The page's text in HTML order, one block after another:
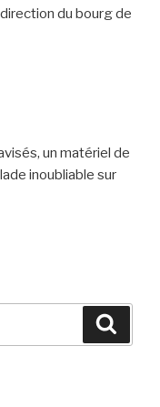
du bourg de
un matériel de
inoubliable sur